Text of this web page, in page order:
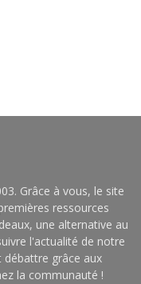
Grâce à vous, le site
ressources
une alternative au
l'actualité de notre
débattre grâce aux
la communauté !